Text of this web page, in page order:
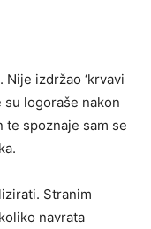
izdržao ‘krvavi
su logoraše nakon
te spoznaje sam se
Stranim
navrata